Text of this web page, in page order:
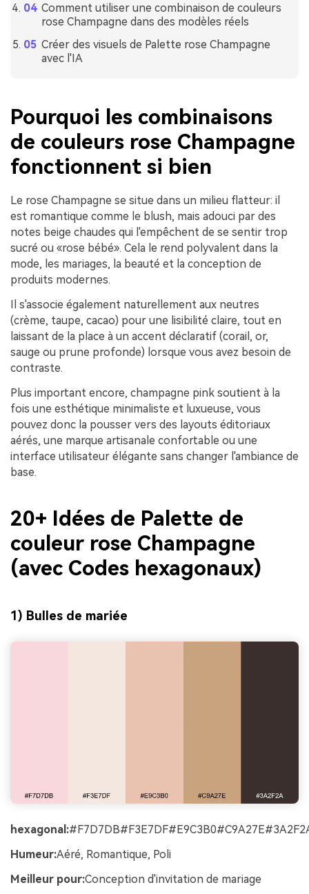
Comment utiliser une combinaison de couleurs
rose Champagne dans des modèles réels
Créer des visuels de Palette rose Champagne
avec l'IA
Pourquoi les combinaisons
de couleurs rose Champagne
fonctionnent si bien
Le rose Champagne se situe dans un milieu flatteur: il
est romantique comme le blush, mais adouci par des
notes beige chaudes qui l'empêchent de se sentir trop
sucré ou «rose bébé». Cela le rend polyvalent dans la
mode, les mariages, la beauté et la conception de
produits modernes.
Il s'associe également naturellement aux neutres
(crème, taupe, cacao) pour une lisibilité claire, tout en
laissant de la place à un accent déclaratif (corail, or,
sauge ou prune profonde) lorsque vous avez besoin de
contraste.
Plus important encore, champagne pink soutient à la
fois une esthétique minimaliste et luxueuse, vous
pouvez donc la pousser vers des layouts éditoriaux
aérés, une marque artisanale confortable ou une
interface utilisateur élégante sans changer l'ambiance de
base.
20+ Idées de Palette de
couleur rose Champagne
(avec Codes hexagonaux)
1) Bulles de mariée
hexagonal:
Humeur:Aéré, Romantique, Poli
Meilleur pour:Conception d'invitation de mariage